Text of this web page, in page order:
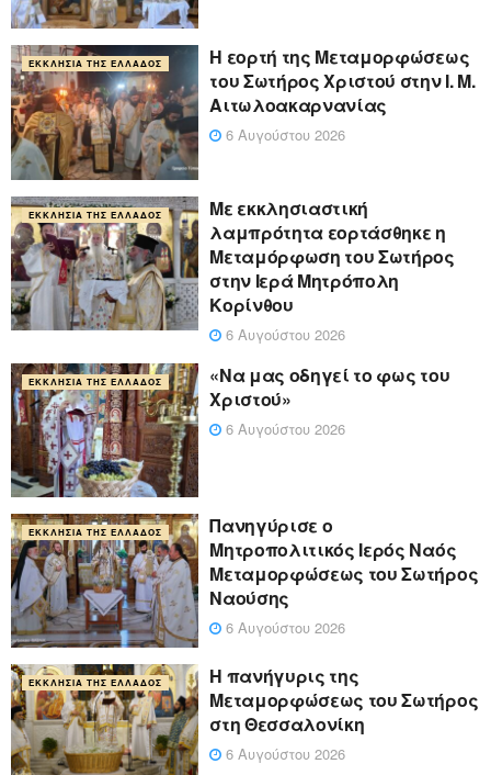
ΕΚΚΛΗΣΊΑ ΤΗΣ ΕΛΛΆΔΟΣ
Η εορτή της Μεταμορφώσεως
του Σωτήρος Χριστού στην Ι. Μ.
Αιτωλοακαρνανίας
6 Αυγούστου 2026
ΕΚΚΛΗΣΊΑ ΤΗΣ ΕΛΛΆΔΟΣ
Με εκκλησιαστική
λαμπρότητα εορτάσθηκε η
Μεταμόρφωση του Σωτήρος
στην Ιερά Μητρόπολη
Κορίνθου
6 Αυγούστου 2026
ΕΚΚΛΗΣΊΑ ΤΗΣ ΕΛΛΆΔΟΣ
«Να μας οδηγεί το φως του
Χριστού»
6 Αυγούστου 2026
ΕΚΚΛΗΣΊΑ ΤΗΣ ΕΛΛΆΔΟΣ
Πανηγύρισε ο
Μητροπολιτικός Ιερός Ναός
Μεταμορφώσεως του Σωτήρος
Ναούσης
6 Αυγούστου 2026
ΕΚΚΛΗΣΊΑ ΤΗΣ ΕΛΛΆΔΟΣ
Η πανήγυρις της
Μεταμορφώσεως του Σωτήρος
στη Θεσσαλονίκη
6 Αυγούστου 2026